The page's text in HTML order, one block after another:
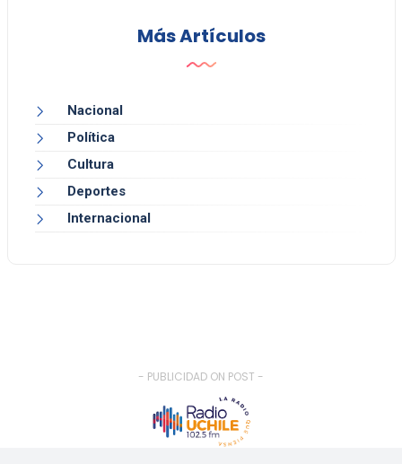
Más Artículos
Nacional
Política
Cultura
Deportes
Internacional
- PUBLICIDAD ON POST -